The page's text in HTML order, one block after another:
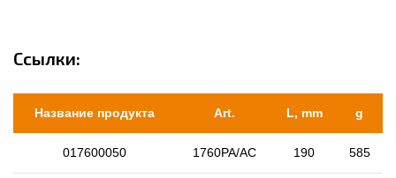
Ссылки:
Название продукта Art. L, mm g
017600050 1760PA/AC 190 585